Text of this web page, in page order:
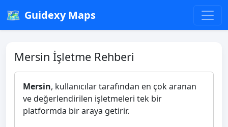
🗺️ Guidexy Maps
Mersin İşletme Rehberi
Mersin, kullanıcılar tarafından en çok aranan
ve değerlendirilen işletmeleri tek bir
platformda bir araya getirir.